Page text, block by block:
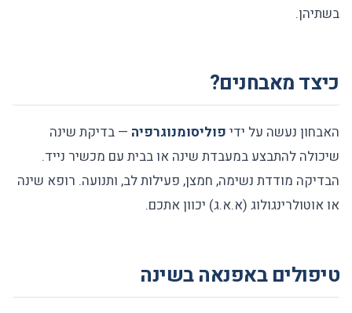
בשתיהן.
כיצד מאבחנים?
האבחון נעשה על ידי פוליסומנוגרפיה — בדיקת שינה
שיכולה להתבצע במעבדת שינה או בבית עם מכשיר נייד.
הבדיקה מודדת נשימה, חמצן, פעילות לב, ותנועה. רופא שינה
או אוטולרינגולוג (א.א.ג) יכוון אתכם.
טיפולים באפנאה בשינה